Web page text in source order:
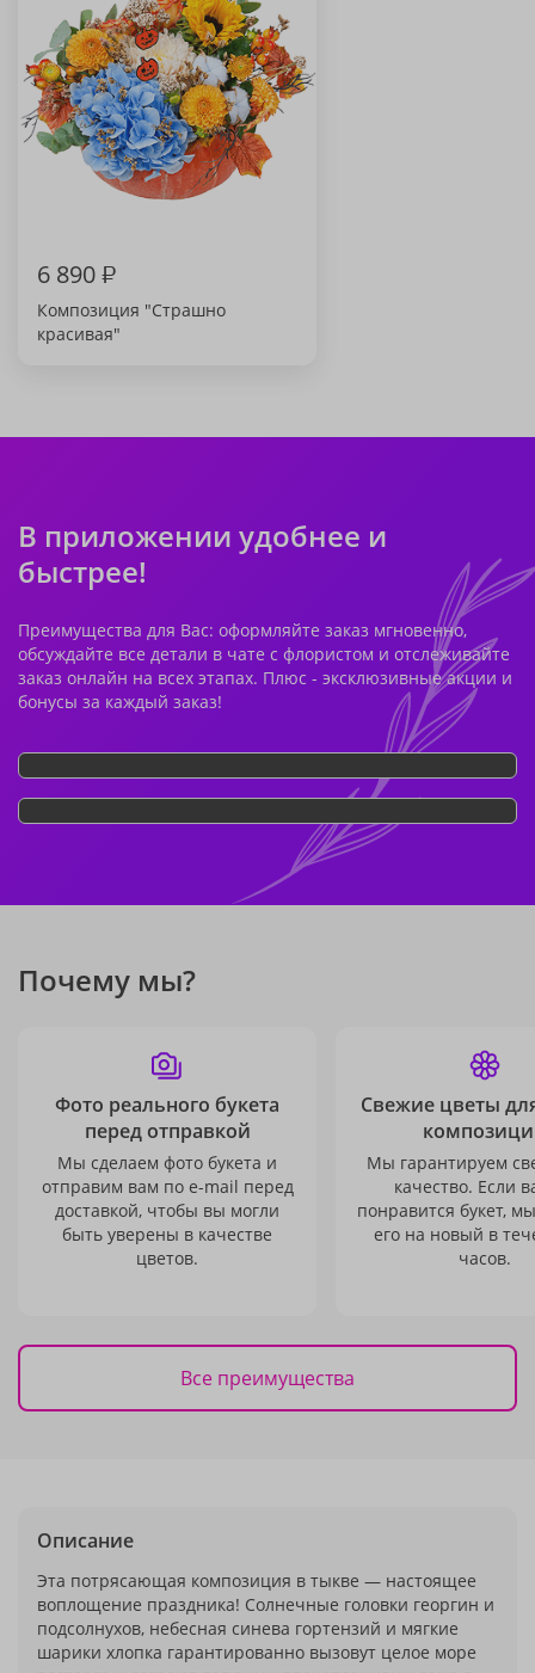
6 890₽
Композиция "Страшно
красивая"
В приложении удобнее и
быстрее!
Преимущества для Вас: оформляйте заказ мгновенно,
обсуждайте все детали в чате с флористом и отслеживайте
заказ онлайн на всех этапах. Плюс - эксклюзивные акции и
бонусы за каждый заказ!
Почему мы?
Фото реального букета
перед отправкой
Мы сделаем фото букета и
отправим вам по e-mail перед
доставкой, чтобы вы могли
быть уверены в качестве
цветов.
Свежие цветы
Мы гарантируем
качество. Если
понравится букет,
его на новый в
часов.
Все преимущества
Описание
Эта потрясающая композиция в тыкве — настоящее
воплощение праздника! Солнечные головки георгин и
подсолнухов, небесная синева гортензий и мягкие
шарики хлопка гарантированно вызовут целое море